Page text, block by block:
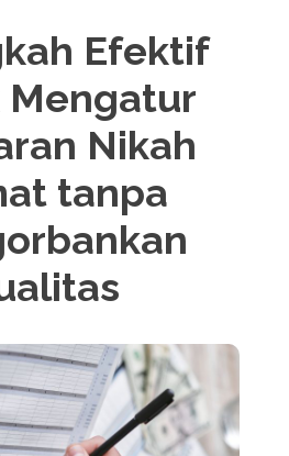
Efektif
Mengatur
Nikah
tanpa